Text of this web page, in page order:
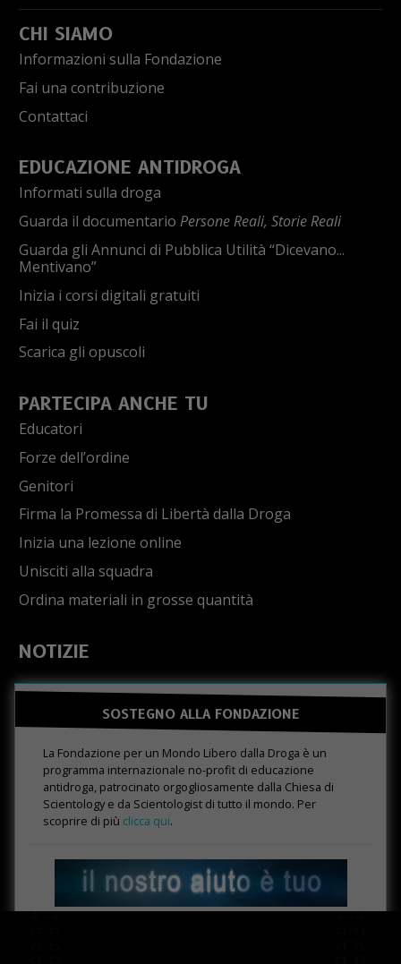
CHI SIAMO
Informazioni sulla Fondazione
Fai una contribuzione
Contattaci
EDUCAZIONE ANTIDROGA
Informati sulla droga
Guarda il documentario Persone Reali, Storie Reali
Guarda gli Annunci di Pubblica Utilità “Dicevano...
Mentivano”
Inizia i corsi digitali gratuiti
Fai il quiz
Scarica gli opuscoli
PARTECIPA ANCHE TU
Educatori
Forze dell’ordine
Genitori
Firma la Promessa di Libertà dalla Droga
Inizia una lezione online
Unisciti alla squadra
Ordina materiali in grosse quantità
NOTIZIE
SOSTEGNO ALLA FONDAZIONE
La Fondazione per un Mondo Libero dalla Droga è un
programma internazionale no-profit di educazione
antidroga, patrocinato orgogliosamente dalla Chiesa di
Scientology e da Scientologist di tutto il mondo. Per
scoprire di più clicca qui.